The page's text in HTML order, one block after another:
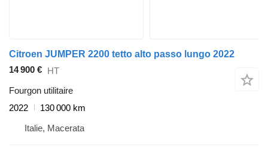
Citroen JUMPER 2200 tetto alto passo lungo 2022
14 900 € HT
Fourgon utilitaire
2022
130 000 km
Italie, Macerata